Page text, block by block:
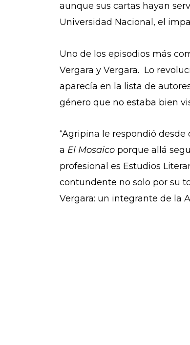
aunque sus cartas hayan
Universidad Nacional, el
Uno de los episodios más
Vergara y Vergara. Lo
aparecía en la lista de
género que no estaba bien
“Agripina le respondió
a El Mosaico porque allá
profesional es Estudios
contundente no solo por su
Vergara: un integrante de la